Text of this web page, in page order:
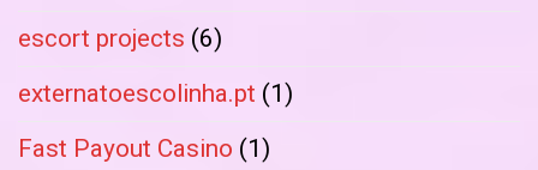
escort projects (6)
externatoescolinha.pt (1)
Fast Payout Casino (1)